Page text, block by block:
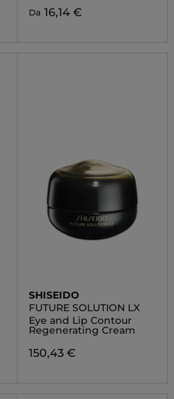
Da 16,14 €
SHISEIDO
FUTURE SOLUTION LX
Eye and Lip Contour
Regenerating Cream
150,43 €